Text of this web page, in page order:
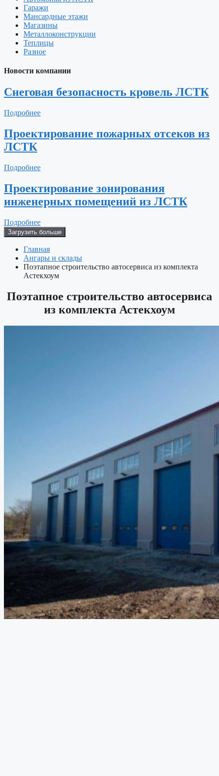
Гаражи
Мансардные этажи
Магазины
Металлоконструкции
Теплицы
Разное
Новости компании
Снеговая безопасность кровель ЛСТК
Подробнее
Проектирование пожарных отсеков из
ЛСТК
Подробнее
Проектирование зонирования
инженерных помещений из ЛСТК
Подробнее
Загрузить больше
Главная
Ангары и склады
Поэтапное строительство автосервиса из комплекта
Астекхоум
Поэтапное строительство автосервиса
из комплекта Астекхоум